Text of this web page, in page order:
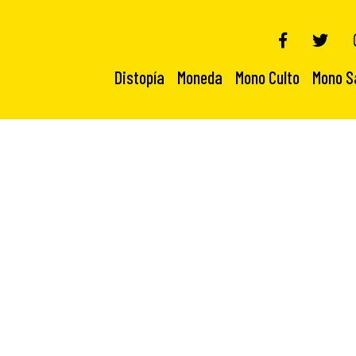
Distopía Moneda Mono Culto Mono